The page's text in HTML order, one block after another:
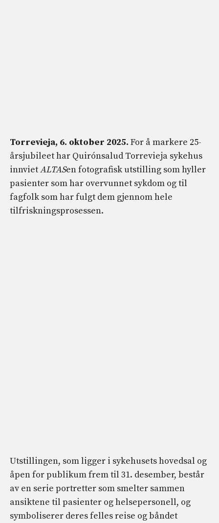
Torrevieja, 6. oktober 2025. For å markere 25-
årsjubileet har Quirónsalud Torrevieja sykehus
innvietALTASen fotografisk utstilling som hyller
pasienter som har overvunnet sykdom og til
fagfolk som har fulgt dem gjennom hele
tilfriskningsprosessen.
Utstillingen, som ligger i sykehusets hovedsal og
åpen for publikum frem til 31. desember, består
av en serie portretter som smelter sammen
ansiktene til pasienter og helsepersonell, og
symboliserer deres felles reise og båndet